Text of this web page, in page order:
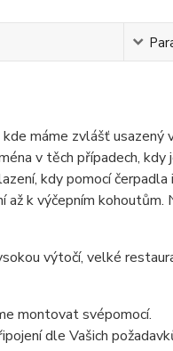
máme zvlášť
v těch případech,
kdy pomocí
až k výčepním
výtočí, velké
montovat svépomocí.
dle Vašich